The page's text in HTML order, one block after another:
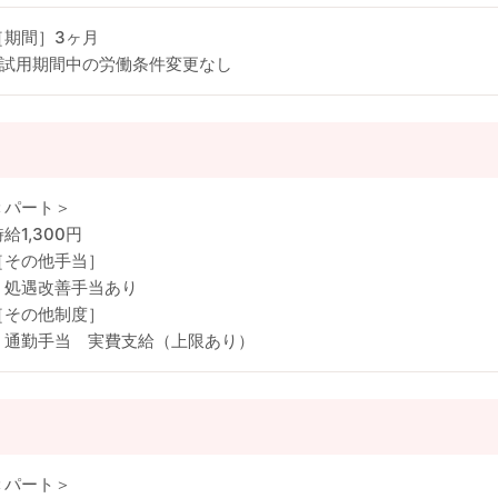
期間］3ヶ月
用期間中の労働条件変更なし
パート＞
給1,300円
の他手当］
処遇改善手当あり
の他制度］
通勤手当 実費支給（上限あり）
パート＞